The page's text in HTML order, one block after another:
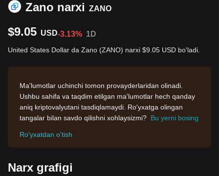
Zano narxi ZANO
$9.05 USD-3.13% 1D
United States Dollar da Zano (ZANO) narxi $9.05 USD bo'ladi.
Ma'lumotlar uchinchi tomon provayderlaridan olinadi.
Ushbu sahifa va taqdim etilgan ma'lumotlar hech qanday
aniq kriptovalyutani tasdiqlamaydi. Ro'yxatga olingan
tangalar bilan savdo qilishni xohlaysizmi? Bu yerni bosing
Ro'yxatdan o'tish
Narx grafigi